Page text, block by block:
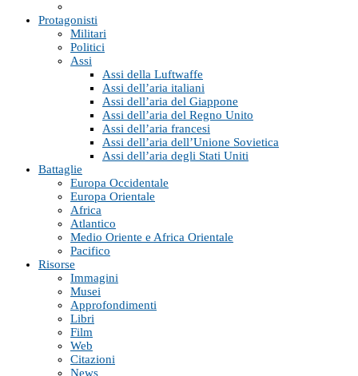
Protagonisti
Militari
Politici
Assi
Assi della Luftwaffe
Assi dell’aria italiani
Assi dell’aria del Giappone
Assi dell’aria del Regno Unito
Assi dell’aria francesi
Assi dell’aria dell’Unione Sovietica
Assi dell’aria degli Stati Uniti
Battaglie
Europa Occidentale
Europa Orientale
Africa
Atlantico
Medio Oriente e Africa Orientale
Pacifico
Risorse
Immagini
Musei
Approfondimenti
Libri
Film
Web
Citazioni
News